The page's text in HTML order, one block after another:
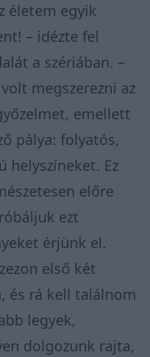
életem egyik
– idézte fel
a szériában. –
megszerezni az
emellett
pálya: folyatós,
helyszíneket. Ez
előre
ezt
érjünk el.
első két
és rá kell találnom
legyek,
dolgozunk rajta,